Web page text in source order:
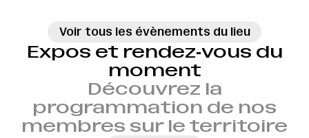
Voir tous les évènements du lieu
Expos et rendez‑vous du
moment
Découvrez la
programmation de nos
membres sur le territoire